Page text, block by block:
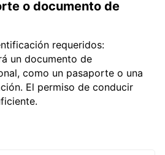
o documento de
requeridos:
un documento de
como un pasaporte o una
El permiso de conducir